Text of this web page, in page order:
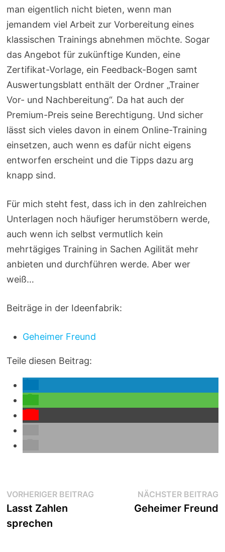
man eigentlich nicht bieten, wenn man
jemandem viel Arbeit zur Vorbereitung eines
klassischen Trainings abnehmen möchte. Sogar
das Angebot für zukünftige Kunden, eine
Zertifikat-Vorlage, ein Feedback-Bogen samt
Auswertungsblatt enthält der Ordner „Trainer
Vor- und Nachbereitung“. Da hat auch der
Premium-Preis seine Berechtigung. Und sicher
lässt sich vieles davon in einem Online-Training
einsetzen, auch wenn es dafür nicht eigens
entworfen erscheint und die Tipps dazu arg
knapp sind.
Für mich steht fest, dass ich in den zahlreichen
Unterlagen noch häufiger herumstöbern werde,
auch wenn ich selbst vermutlich kein
mehrtägiges Training in Sachen Agilität mehr
anbieten und durchführen werde. Aber wer
weiß…
Beiträge in der Ideenfabrik:
Geheimer Freund
Teile diesen Beitrag:
Beitragsnavigation
VORHERIGER BEITRAG Vorheriger
Lasst Zahlen
sprechen
NÄCHSTER BEITRAG
Geheimer Freund